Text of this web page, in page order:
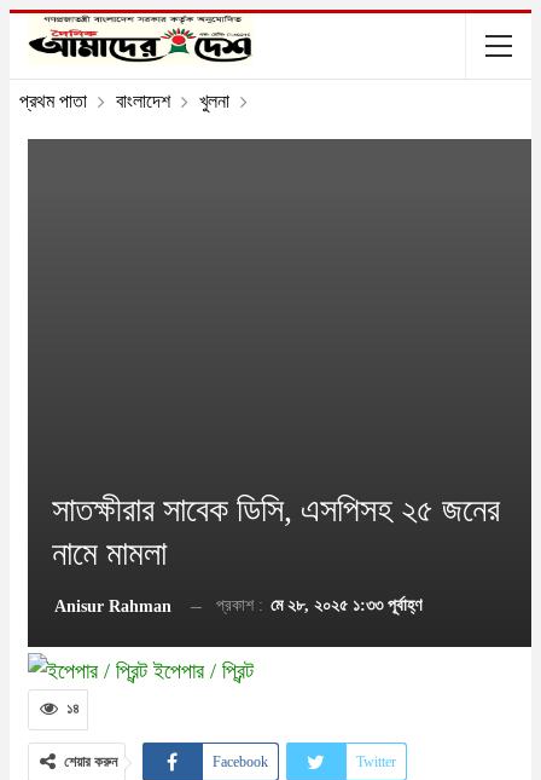
প্রথম পাতা বাংলাদেশ খুলনা
সাতক্ষীরার সাবেক ডিসি, এসপিসহ ২৫ জনের
নামে মামলা
Anisur Rahman প্রকাশ : মে ২৮, ২০২৫ ১:৩৩ পূর্বাহ্ণ
ইপেপার / প্রিন্ট
১৪
শেয়ার করুন Facebook Twitter